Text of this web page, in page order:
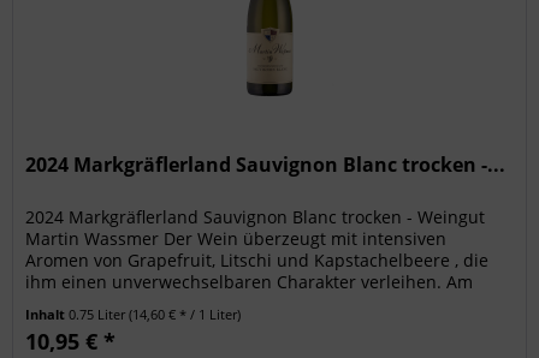
2024 Markgräflerland Sauvignon Blanc trocken -...
2024 Markgräflerland Sauvignon Blanc trocken - Weingut
Martin Wassmer Der Wein überzeugt mit intensiven
Aromen von Grapefruit, Litschi und Kapstachelbeere , die
ihm einen unverwechselbaren Charakter verleihen. Am
Inhalt0.75 Liter(14,60 € * / 1 Liter)
10,95 € *